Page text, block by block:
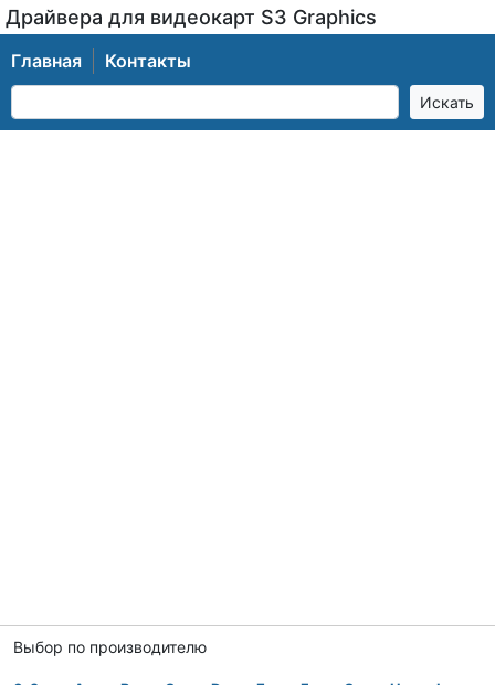
Драйвера для видеокарт S3 Graphics
Главная Контакты
Выбор по производителю